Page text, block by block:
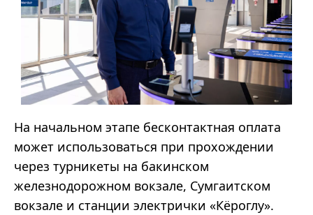
На начальном этапе бесконтактная оплата
может использоваться при прохождении
через турникеты на бакинском
железнодорожном вокзале, Сумгаитском
вокзале и станции электрички «Кёроглу».